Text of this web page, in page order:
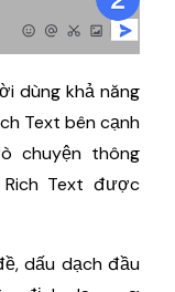
dùng khả năng
Text bên cạnh
chuyện thông
Text được
dấu dạch đầu